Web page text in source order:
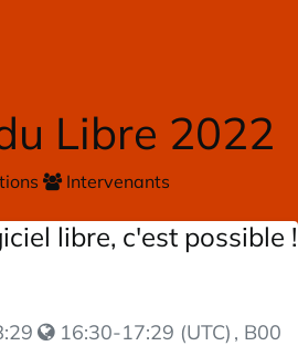
Libre 2022
Intervenants
libre, c'est possible !
16:30-17:29 (UTC) , B00